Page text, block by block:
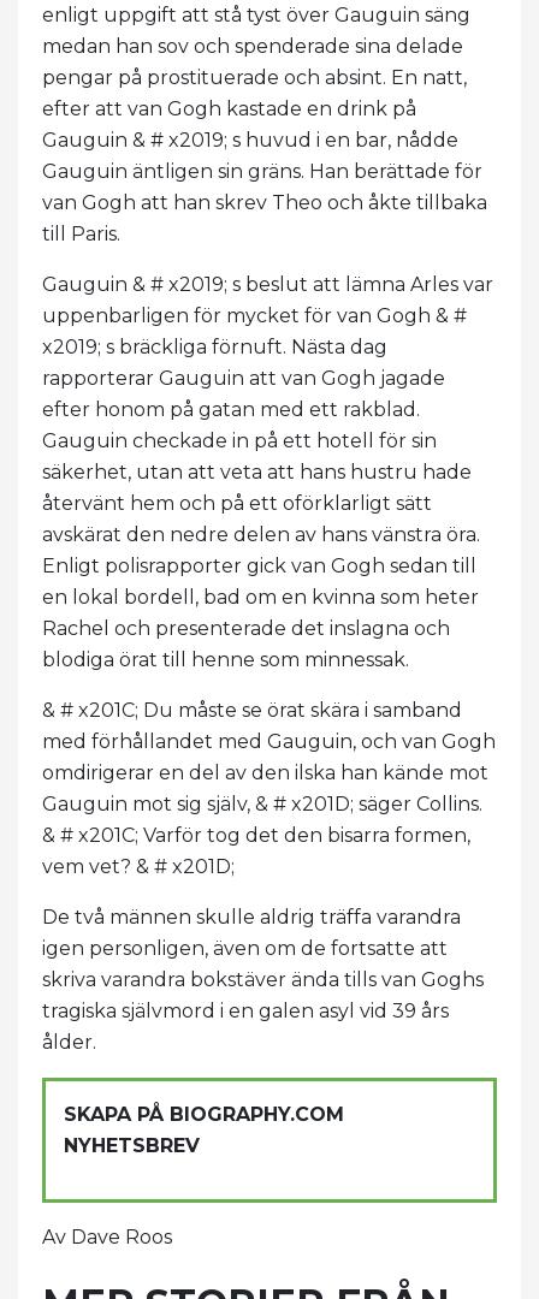
enligt uppgift att stå tyst över Gauguin säng
medan han sov och spenderade sina delade
pengar på prostituerade och absint. En natt,
efter att van Gogh kastade en drink på
Gauguin & # x2019; s huvud i en bar, nådde
Gauguin äntligen sin gräns. Han berättade för
van Gogh att han skrev Theo och åkte tillbaka
till Paris.
Gauguin & # x2019; s beslut att lämna Arles var
uppenbarligen för mycket för van Gogh & #
x2019; s bräckliga förnuft. Nästa dag
rapporterar Gauguin att van Gogh jagade
efter honom på gatan med ett rakblad.
Gauguin checkade in på ett hotell för sin
säkerhet, utan att veta att hans hustru hade
återvänt hem och på ett oförklarligt sätt
avskärat den nedre delen av hans vänstra öra.
Enligt polisrapporter gick van Gogh sedan till
en lokal bordell, bad om en kvinna som heter
Rachel och presenterade det inslagna och
blodiga örat till henne som minnessak.
& # x201C; Du måste se örat skära i samband
med förhållandet med Gauguin, och van Gogh
omdirigerar en del av den ilska han kände mot
Gauguin mot sig själv, & # x201D; säger Collins.
& # x201C; Varför tog det den bisarra formen,
vem vet? & # x201D;
De två männen skulle aldrig träffa varandra
igen personligen, även om de fortsatte att
skriva varandra bokstäver ända tills van Goghs
tragiska självmord i en galen asyl vid 39 års
ålder.
SKAPA PÅ BIOGRAPHY.COM
NYHETSBREV
Av Dave Roos